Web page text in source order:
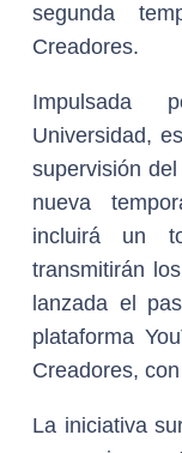
segunda
Creadores.
Impulsada
Universidad,
supervisión
nueva
incluirá un
transmitirán
lanzada el
plataforma
Creadores,
La iniciativa